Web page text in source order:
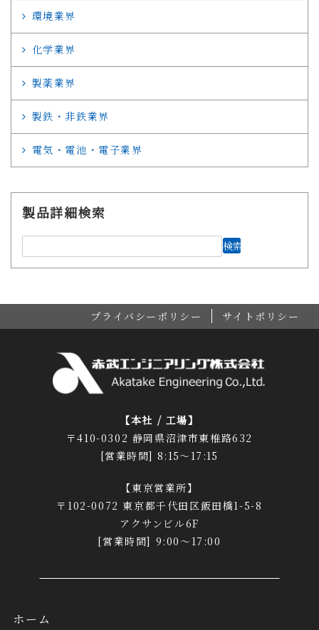
環境業界
化学業界
製薬業界
製鉄・非鉄業界
電気・電池・電子業界
製品詳細検索
プライバシーポリシー サイトポリシー
【本社 / 工場】
〒410-0302 静岡県沼津市東椎路632
[営業時間] 8:15～17:15
【東京営業所】
〒102-0072 東京都千代田区飯田橋1-5-8
アクサンビル6F
[営業時間] 9:00～17:00
ホーム